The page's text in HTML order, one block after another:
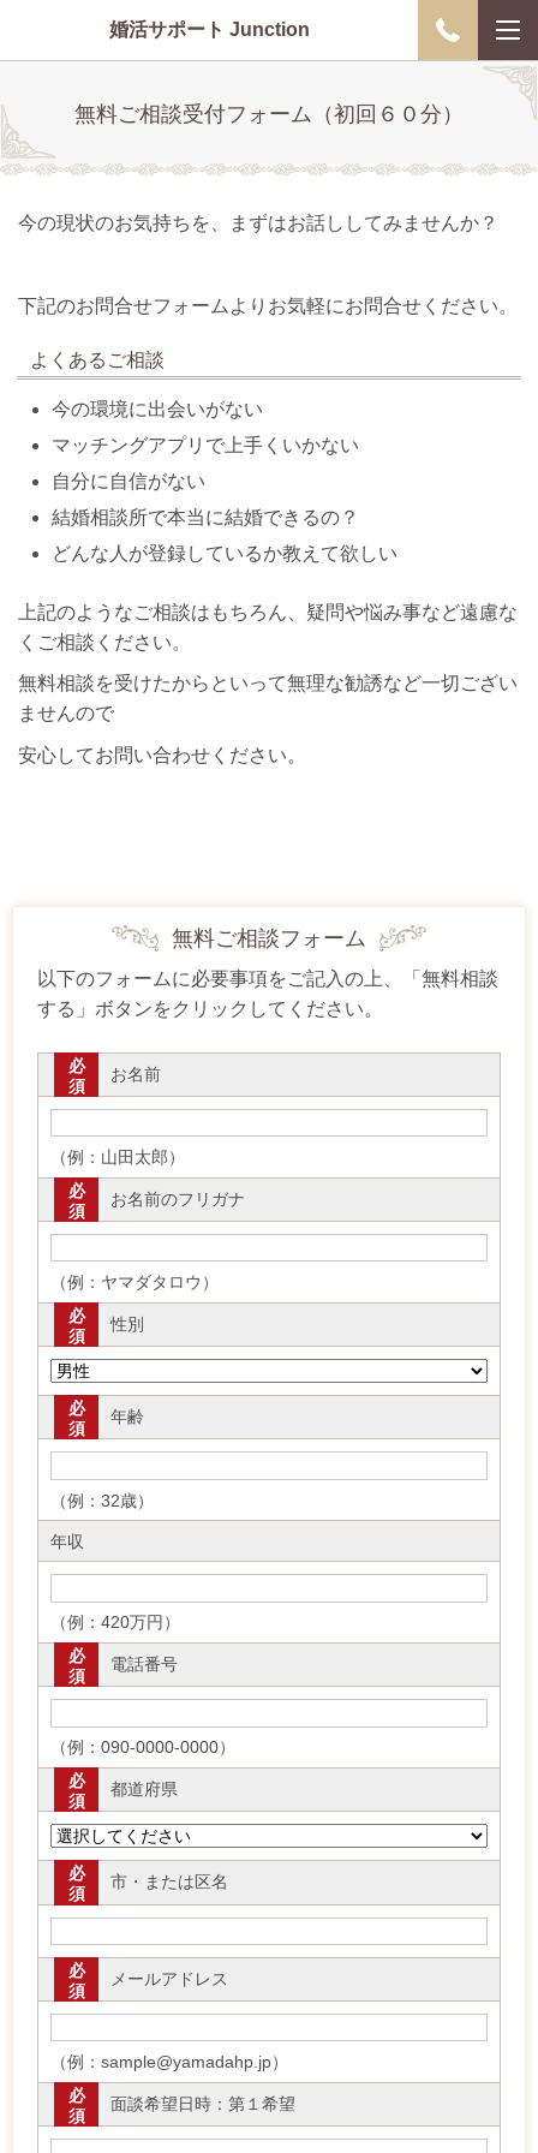
婚活サポート Junction
無料ご相談受付フォーム（初回６０分）
今の現状のお気持ちを、まずはお話ししてみませんか？
下記のお問合せフォームよりお気軽にお問合せください。
よくあるご相談
今の環境に出会いがない
マッチングアプリで上手くいかない
自分に自信がない
結婚相談所で本当に結婚できるの？
どんな人が登録しているか教えて欲しい
上記のようなご相談はもちろん、疑問や悩み事など遠慮な
く ご相談ください。
無料相談を受けたからといって無理な勧誘など一切ござい
ませんので
安心してお問い合わせください。
無料ご相談フォーム
以下のフォームに必要事項をご記入の上、「無料相談
する」ボタンをクリックしてください。
お名前
必
須
（例：山田太郎）
お名前のフリガナ
必
須
（例：ヤマダタロウ）
性別
必
須
年齢
必
須
（例：32歳）
年収
（例：420万円）
電話番号
必
須
（例：090-0000-0000）
都道府県
必
須
市・または区名
必
須
メールアドレス
必
須
（例：sample@yamadahp.jp）
面談希望日時：第１希望
必
須